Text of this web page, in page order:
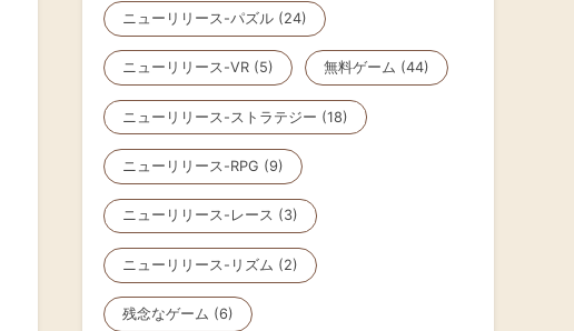
ニューリリース-パズル (24)
ニューリリース-VR (5) 無料ゲーム (44)
ニューリリース-ストラテジー (18)
ニューリリース-RPG (9)
ニューリリース-レース (3)
ニューリリース-リズム (2)
残念なゲーム (6)